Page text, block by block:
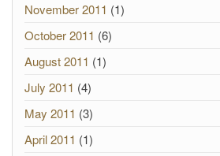
November 2011 (1)
October 2011 (6)
August 2011 (1)
July 2011 (4)
May 2011 (3)
April 2011 (1)